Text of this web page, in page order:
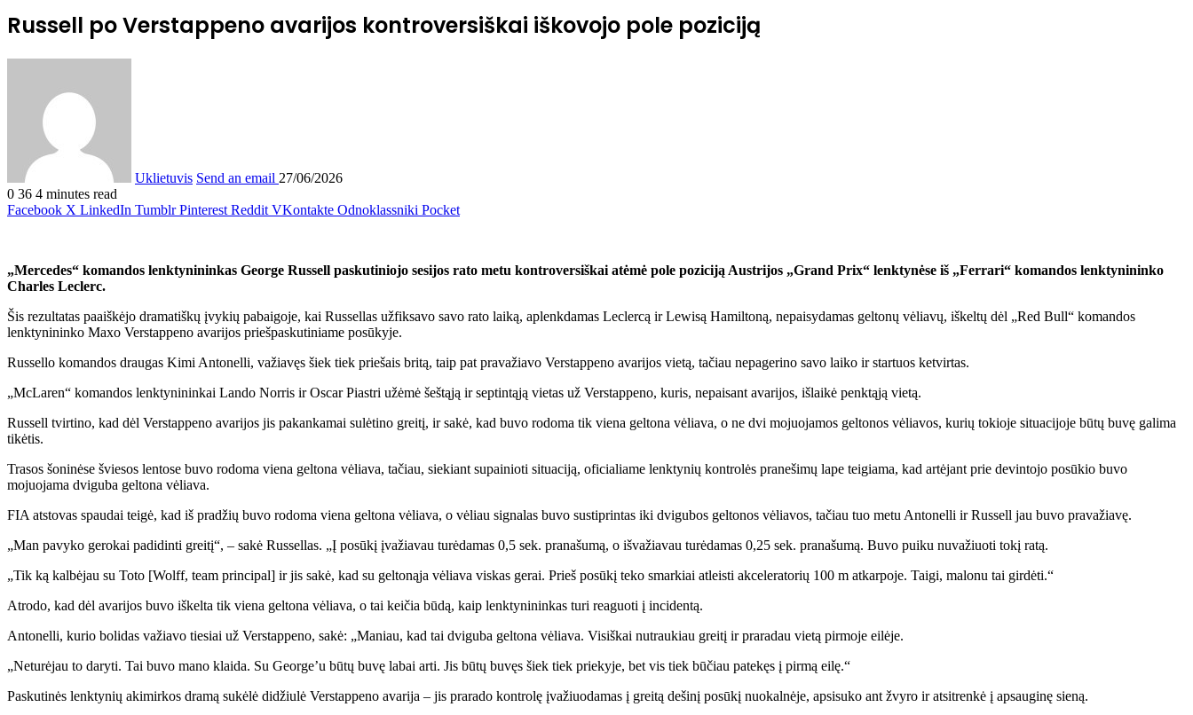
Russell po Verstappeno avarijos kontroversiškai iškovojo pole poziciją
Uklietuvis Send an email 27/06/2026
0 36 4 minutes read
Facebook X LinkedIn Tumblr Pinterest Reddit VKontakte Odnoklassniki Pocket
„Mercedes“ komandos lenktynininkas George Russell paskutiniojo sesijos rato metu kontroversiškai atėmė pole poziciją Austrijos „Grand Prix“ lenktynėse iš „Ferrari“ komandos lenktynininko
Charles Leclerc.
Šis rezultatas paaiškėjo dramatiškų įvykių pabaigoje, kai Russellas užfiksavo savo rato laiką, aplenkdamas Leclercą ir Lewisą Hamiltoną, nepaisydamas geltonų vėliavų, iškeltų dėl „Red Bull“ komandos
lenktynininko Maxo Verstappeno avarijos priešpaskutiniame posūkyje.
Russello komandos draugas Kimi Antonelli, važiavęs šiek tiek priešais britą, taip pat pravažiavo Verstappeno avarijos vietą, tačiau nepagerino savo laiko ir startuos ketvirtas.
„McLaren“ komandos lenktynininkai Lando Norris ir Oscar Piastri užėmė šeštąją ir septintąją vietas už Verstappeno, kuris, nepaisant avarijos, išlaikė penktąją vietą.
Russell tvirtino, kad dėl Verstappeno avarijos jis pakankamai sulėtino greitį, ir sakė, kad buvo rodoma tik viena geltona vėliava, o ne dvi mojuojamos geltonos vėliavos, kurių tokioje situacijoje būtų buvę galima
tikėtis.
Trasos šoninėse šviesos lentose buvo rodoma viena geltona vėliava, tačiau, siekiant supainioti situaciją, oficialiame lenktynių kontrolės pranešimų lape teigiama, kad artėjant prie devintojo posūkio buvo
mojuojama dviguba geltona vėliava.
FIA atstovas spaudai teigė, kad iš pradžių buvo rodoma viena geltona vėliava, o vėliau signalas buvo sustiprintas iki dvigubos geltonos vėliavos, tačiau tuo metu Antonelli ir Russell jau buvo pravažiavę.
„Man pavyko gerokai padidinti greitį“, – sakė Russellas. „Į posūkį įvažiavau turėdamas 0,5 sek. pranašumą, o išvažiavau turėdamas 0,25 sek. pranašumą. Buvo puiku nuvažiuoti tokį ratą.
„Tik ką kalbėjau su Toto [Wolff, team principal] ir jis sakė, kad su geltonąja vėliava viskas gerai. Prieš posūkį teko smarkiai atleisti akceleratorių 100 m atkarpoje. Taigi, malonu tai girdėti.“
Atrodo, kad dėl avarijos buvo iškelta tik viena geltona vėliava, o tai keičia būdą, kaip lenktynininkas turi reaguoti į incidentą.
Antonelli, kurio bolidas važiavo tiesiai už Verstappeno, sakė: „Maniau, kad tai dviguba geltona vėliava. Visiškai nutraukiau greitį ir praradau vietą pirmoje eilėje.
„Neturėjau to daryti. Tai buvo mano klaida. Su George’u būtų buvę labai arti. Jis būtų buvęs šiek tiek priekyje, bet vis tiek būčiau patekęs į pirmą eilę.“
Paskutinės lenktynių akimirkos dramą sukėlė didžiulė Verstappeno avarija – jis prarado kontrolę įvažiuodamas į greitą dešinį posūkį nuokalnėje, apsisuko ant žvyro ir atsitrenkė į apsauginę sieną.